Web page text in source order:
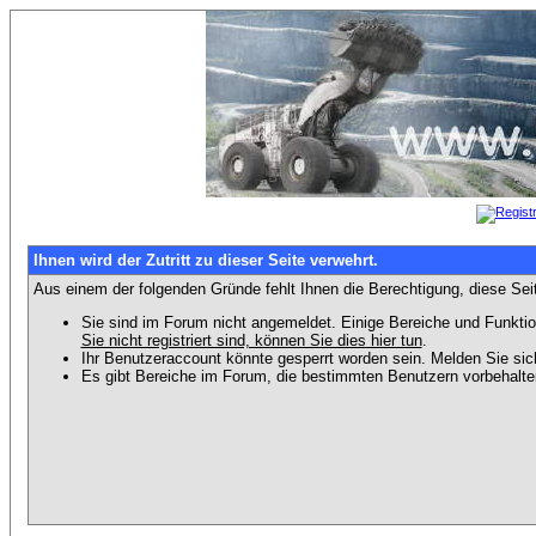
Ihnen wird der Zutritt zu dieser Seite verwehrt.
Aus einem der folgenden Gründe fehlt Ihnen die Berechtigung, diese
Sie sind im Forum nicht angemeldet. Einige Bereiche und
Sie nicht registriert sind, können Sie dies hier tun.
Ihr Benutzeraccount könnte gesperrt worden sein. Melden Sie
Es gibt Bereiche im Forum, die bestimmten Benutzern